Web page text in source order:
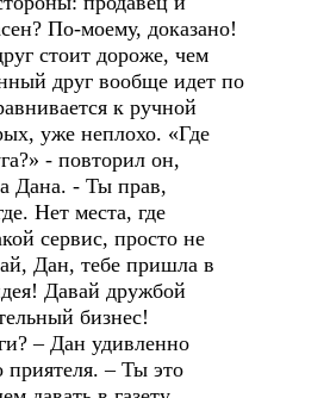
По-моему, доказано!
стоит дороже, чем
друг вообще идет по
к ручной
уже неплохо. «Где
- повторил он,
Дана. - Ты прав,
Нет места, где
сервис, просто не
Дан, тебе пришла в
Давай дружбой
бизнес!
– Дан удивленно
приятеля. – Ты это